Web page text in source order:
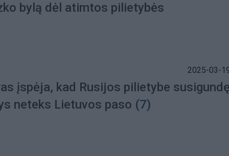
bylą dėl atimtos pilietybės
2025-03-
įspėja, kad Rusijos pilietybe susigundę
neteks Lietuvos paso (7)